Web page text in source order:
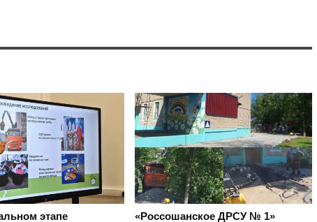
этапе
«Россошанское ДРСУ № 1»